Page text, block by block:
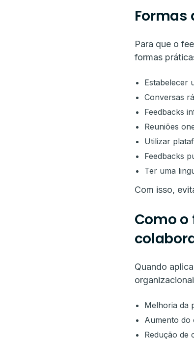
Formas
Para que o
formas
Estabelecer
Conversas
Feedbacks
Reuniões
Utilizar
Feedbacks
Ter uma
Com isso,
Como
Quando
Melhoria da
Aumento do
Redução de